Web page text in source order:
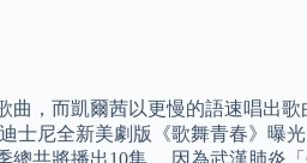
曲，而凱爾茜以更慢的語速唱出
士尼全新美劇版《歌舞青春》曝